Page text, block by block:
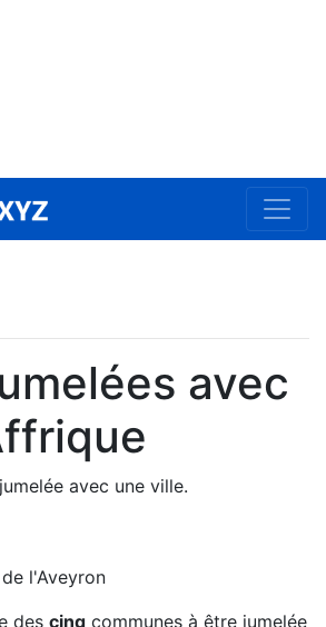
avec
avec une ville.
l'Aveyron
des cinq communes à être jumelée